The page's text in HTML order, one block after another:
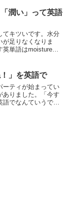
。学生さんたちは、
が続...
潤い」って英語
てキツいです。水分
足りなくなりま
英単語はmoistureや
！」を英語で
ーティが始まってい
ありました。「今す
語でなんていうでし